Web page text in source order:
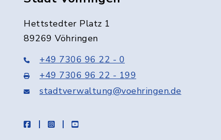
Hettstedter Platz 1
89269 Vöhringen
+49 7306 96 22 - 0
+49 7306 96 22 - 199
stadtverwaltung@voehringen.de
facebookinstagramyoutube